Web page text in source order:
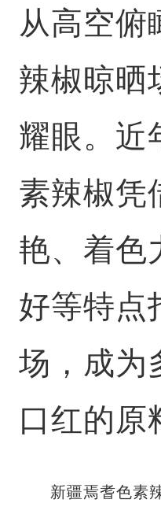
从高空俯
辣椒晾晒
耀眼。近
素辣椒凭
艳、着色
好等特点
场，成为
口红的原
新疆焉耆色素